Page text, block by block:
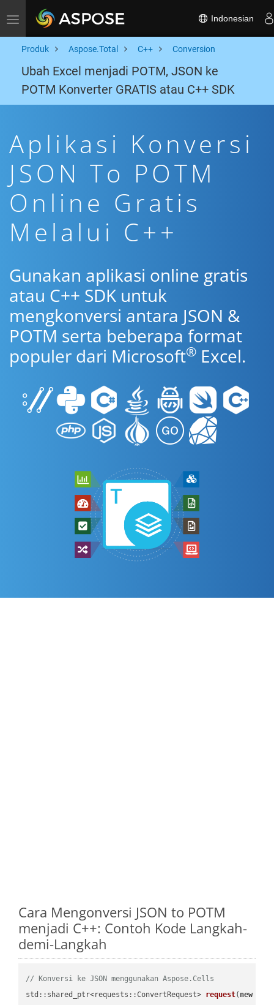
Toggle navigation Indonesian
Produk Aspose.Total C++ Conversion
Ubah Excel menjadi POTM, JSON ke
POTM Konverter GRATIS atau C++ SDK
Aplikasi Konversi
JSON To POTM
Online Gratis
Melalui C++
Gunakan aplikasi online gratis
atau C++ SDK untuk
mengkonversi antara JSON &
POTM serta beberapa format
populer dari Microsoft® Excel.
Cara Mengonversi JSON to POTM
menjadi C++: Contoh Kode Langkah-
demi-Langkah
// Konversi ke JSON menggunakan Aspose.Cells
std::shared_ptr<requests::ConvertRequest> request( new